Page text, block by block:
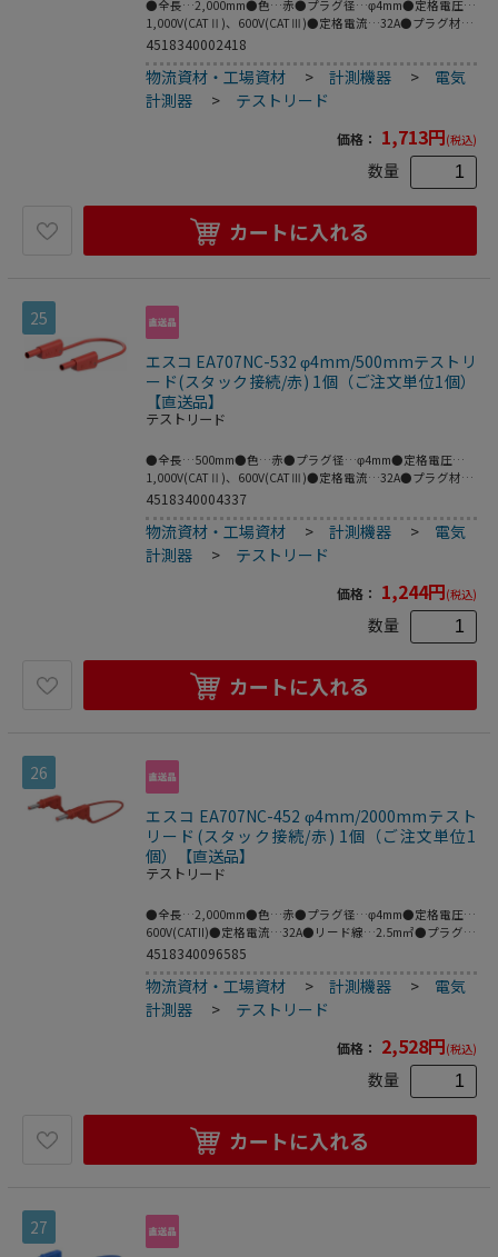
●全長…2,000mm●色…赤●プラグ径…φ4mm●定格電圧…
1,000V(CATⅡ)、600V(CATⅢ)●定格電流…32A●プラグ材
質…ニッケル●ケーブル材質…PVC●フレキシブルなケーブ
のMULTILAMプラグ付きテストリード。●MULTILAM付（ば
ね形状の多面接触子付）●※プラグとソケットの両方が
MULTILAM（マルチラム）の場合は接続できません。●ニッ
ケル（Ni）はコストが安く、挿抜耐久性が高い利点があり、
主に保守メンテナンス用途等に需要があります。●梱包サイ
4518340002418
物流資材・工場資材 >計測機器 > 電気
計測器
> テストリード
価格： 1,713円(税込)
数量
カートに入れる
25
エスコ EA707NC-532 φ4mm/500mmテストリ
ード(スタック接続/赤) 1個（ご注文単位1個）
【直送品】
テストリード
●全長…500mm●色…赤●プラグ径…φ4mm●定格電圧…
1,000V(CATⅡ)、600V(CATⅢ)●定格電流…32A●プラグ材
質…ニッケル●ケーブル材質…PVC●フレキシブルなケーブ
のMULTILAMプラグ付きテストリード。●MULTILAM付（ば
ね形状の多面接触子付）●※プラグとソケットの両方が
MULTILAM（マルチラム）の場合は接続できません。●ニッ
ケル（Ni）はコストが安く、挿抜耐久性が高い利点があり、
主に保守メンテナンス用途等に需要があります。●梱包サイ
4518340004337
物流資材・工場資材 >計測機器 > 電気
計測器
> テストリード
価格： 1,244円(税込)
数量
カートに入れる
26
エスコ EA707NC-452 φ4mm/2000mmテスト
リード(スタック接続/赤) 1個（ご注文単位1
個）【直送品】
テストリード
●全長…2,000mm●色…赤●プラグ径…φ4mm●定格電圧…
600V(CATII)●定格電流…32A●リード線…2.5m㎡●プラグ材
質…ニッケル●ケーブル材質…PVC●柔軟性に優れ、特にセ
います。●両端にスタッキング可能なφ4mmMULTILAMプラ
グ。●接触保護用の収納式スリーブ付●※プラグとソケット
の両方がMULTILAMの場合は接続できません。●MULTILAM
4518340096585
物流資材・工場資材 >計測機器 > 電気
計測器
> テストリード
価格： 2,528円(税込)
数量
カートに入れる
27